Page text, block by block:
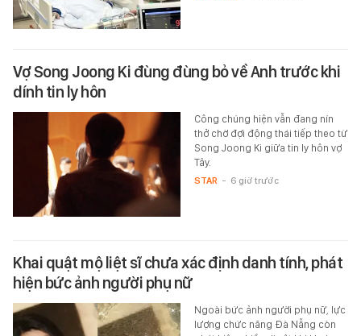
Vợ Song Joong Ki đùng đùng bỏ về Anh trước khi
dính tin ly hôn
Công chúng hiện vẫn đang nín
thở chờ đợi động thái tiếp theo từ
Song Joong Ki giữa tin ly hôn vợ
Tây.
STAR - 6 giờ trước
Khai quật mộ liệt sĩ chưa xác định danh tính, phát
hiện bức ảnh người phụ nữ
Ngoài bức ảnh người phụ nữ, lực
lượng chức năng Đà Nẵng còn